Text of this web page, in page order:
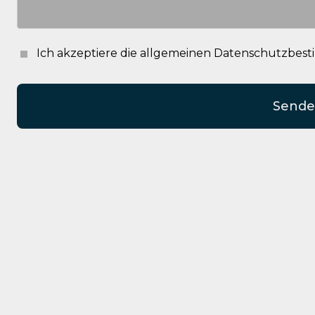
Ich akzeptiere die allgemeinen